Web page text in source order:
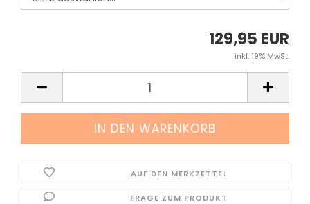
129,95 EUR
inkl. 19% MwSt.
AUF DEN MERKZETTEL
FRAGE ZUM PRODUKT